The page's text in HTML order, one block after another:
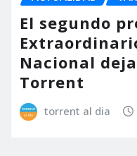
El segundo
Nacional
Torrent
torrent al dia